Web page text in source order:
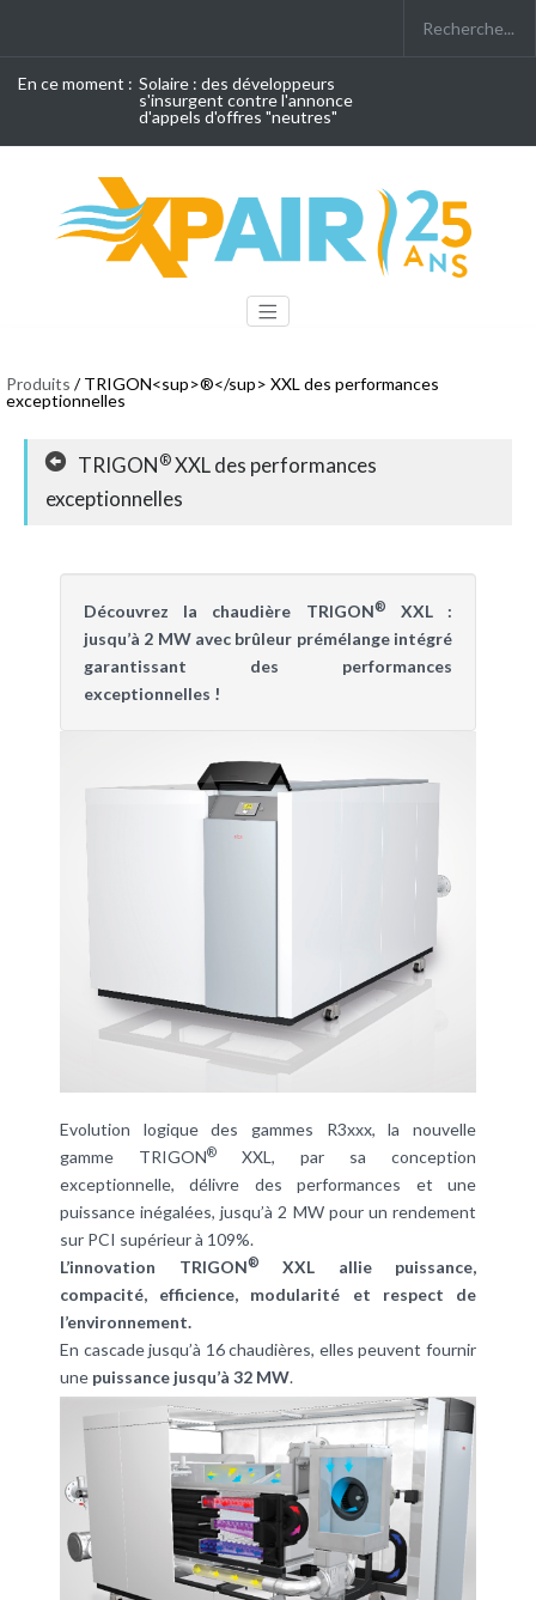
En ce moment : Solaire : des développeurs
s'insurgent contre l'annonce
d'appels d'offres "neutres"
Produits / TRIGON<sup>®</sup> XXL des performances
exceptionnelles
TRIGON®XXL des performances
exceptionnelles
Découvrez la chaudière TRIGON®
XXL :
jusqu’à 2 MW avec brûleur prémélange intégré
garantissant des performances
exceptionnelles !
Evolution logique des gammes R3xxx, la nouvelle
gamme TRIGON®
XXL, par sa conception
exceptionnelle, délivre des performances et une
puissance inégalées, jusqu’à 2 MW pour un rendement
sur PCI supérieur à 109%.
L’innovation TRIGON®
XXL allie puissance,
compacité, efficience, modularité et respect de
l’environnement.
En cascade jusqu’à 16chaudières, elles peuvent fournir
une puissance jusqu’à 32 MW.